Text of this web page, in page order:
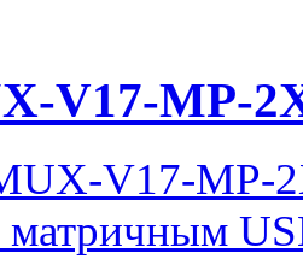
V17-MP-
V17-MP-
матричным